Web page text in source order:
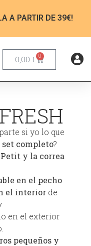
A PARTIR DE 39€!
0,00 € 0
si yo lo que
set completo?
y la correa
en el pecho
el interior de
en el exterior
pequeños y